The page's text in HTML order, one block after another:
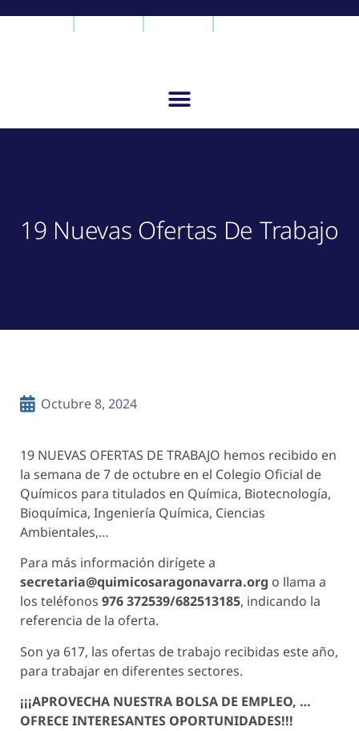
19 Nuevas Ofertas De Trabajo
Octubre 8, 2024
19 NUEVAS OFERTAS DE TRABAJO hemos recibido en
la semana de 7 de octubre en el Colegio Oficial de
Químicos para titulados en Química, Biotecnología,
Bioquímica, Ingeniería Química, Ciencias
Ambientales,…
Para más información dirígete a
secretaria@quimicosaragonavarra.org o llama a
los teléfonos 976 372539/682513185, indicando la
referencia de la oferta.
Son ya 617, las ofertas de trabajo recibidas este año,
para trabajar en diferentes sectores.
¡¡¡APROVECHA NUESTRA BOLSA DE EMPLEO, …
OFRECE INTERESANTES OPORTUNIDADES!!!